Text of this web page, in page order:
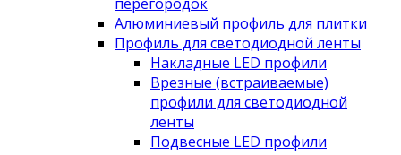
Алюминиевый профиль для плитки
Профиль для светодиодной ленты
Накладные LED профили
Врезные (встраиваемые)
профили для светодиодной
ленты
Подвесные LED профили